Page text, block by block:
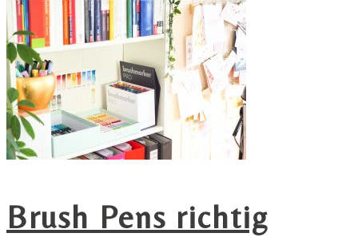
Brush Pens richtig